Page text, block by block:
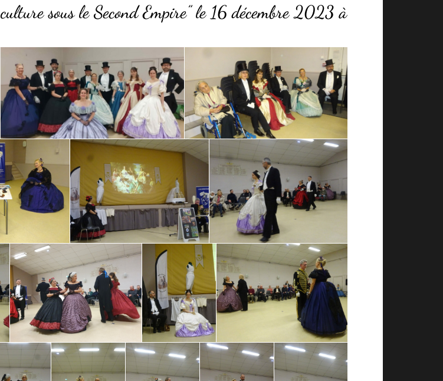
sous le Second Empire” le 16 décembre 2023 à